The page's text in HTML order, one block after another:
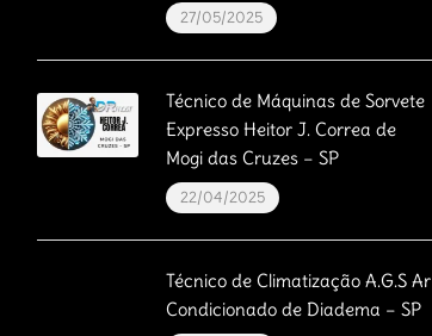
27/05/2025
Técnico de Máquinas de Sorvete
Expresso Heitor J. Correa de
Mogi das Cruzes – SP
22/04/2025
Técnico de Climatização A.G.S Ar
Condicionado de Diadema – SP